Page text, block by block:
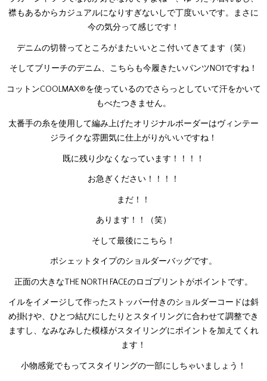
襟もあるからカジュアルになりすぎないしで丁度いいです。まさに
今の気分って感じです！
デニムの切替ってところがまたいいとこ付いてきてます（笑）
そしてブリーチのデニム、こちらも今履きたいパンツNO1ですね！
コットンCOOLMAX®を使っているのでさらっとしていて汗をかいて
もべたつきません。
太番手の糸を使用して編み上げたオリジナルボーダーはヴィンテー
ジライクな雰囲気に仕上がりがいいですね！
既に残り少なくなっています！！！！
お急ぎください！！！！
まだ！！
あります！！（笑）
そして最後にこちら！
ポシェットタイプのショルダーバッグです。
正面の大きなTHE NORTH FACEのロゴプリントがポイントです。
イルをイメージして作ったストッパー付きのショルダーコードは斜
め掛けや、ひとつ結びにしたりとスタイリングに合わせて調整でき
ますし、なみなみした模様がスタイリングにポイントを加えてくれ
ます！
小物感覚でもってスタイリングの一部にしちゃいましょう！